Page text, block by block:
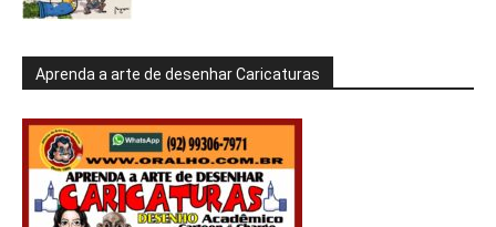
Aprenda a arte de desenhar Caricaturas